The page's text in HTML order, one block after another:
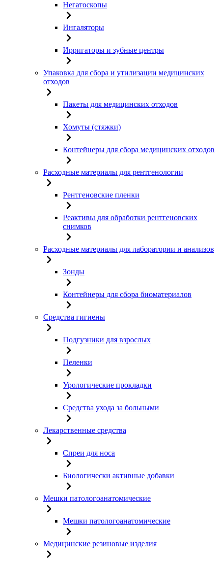
Негатоскопы
Ингаляторы
Ирригаторы и зубные центры
Упаковка для сбора и утилизации медицинских
отходов
Пакеты для медицинских отходов
Хомуты (стяжки)
Контейнеры для сбора медицинских отходов
Расходные материалы для рентгенологии
Рентгеновские пленки
Реактивы для обработки рентгеновских
снимков
Расходные материалы для лаборатории и анализов
Зонды
Контейнеры для сбора биоматериалов
Средства гигиены
Подгузники для взрослых
Пеленки
Урологические прокладки
Средства ухода за больными
Лекарственные средства
Спреи для носа
Биологически активные добавки
Мешки патологоанатомические
Мешки патологоанатомические
Медицинские резиновые изделия